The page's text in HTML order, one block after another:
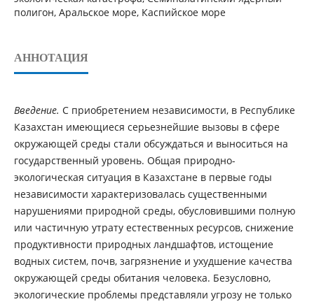
полигон, Аральское море, Каспийское море
АННОТАЦИЯ
Введение. С приобретением независимости, в Республике
Казахстан имеющиеся серьезнейшие вызовы в сфере
окружающей среды стали обсуждаться и выноситься на
государственный уровень. Общая природно-
экологическая ситуация в Казахстане в первые годы
независимости характеризовалась существенными
нарушениями природной среды, обусловившими полную
или частичную утрату естественных ресурсов, снижение
продуктивности природных ландшафтов, истощение
водных систем, почв, загрязнение и ухудшение качества
окружающей среды обитания человека. Безусловно,
экологические проблемы представляли угрозу не только